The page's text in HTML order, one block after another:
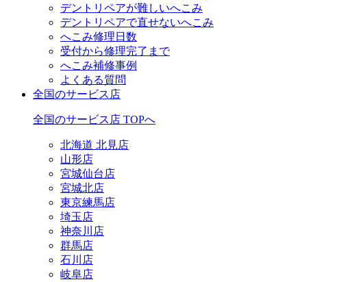
デントリペアが難しいへこみ
デントリペアで直せないへこみ
へこみ修理日数
受付から修理完了まで
へこみ補修事例
よくある質問
全国のサービス店
全国のサービス店 TOPへ
北海道 北見店
山形店
宮城仙台店
宮城北店
東京練馬店
埼玉店
神奈川店
群馬店
石川店
岐阜店